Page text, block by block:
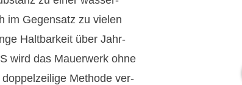
im Gegen­satz zu vielen
Halt­barkeit über Jahr­
wird das Mauer­werk ohne
doppel­zeilige Methode ver­